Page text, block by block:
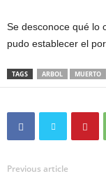
Se desconoce qué lo
pudo establecer el
TAGS ARBOL MUERTO
Previous article